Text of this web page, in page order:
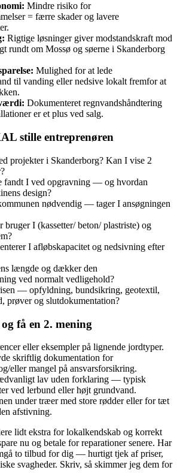
Mindre risiko for
= færre skader og lavere
Rigtige løsninger giver modstandskraft mod
rundt om Mossø og søerne i Skanderborg
Mulighed for at lede
til vanding eller nedsive lokalt fremfor at
Dokumenteret regnvandshåndtering
er et plus ved salg.
stille entreprenøren
projekter i Skanderborg? Kan I vise 2
fandt I ved opgravning — og hvordan
design?
nødvendig — tager I ansøgningen
bruger I (kassetter/ beton/ plastriste) og
I afløbskapacitet og nedsivning efter
længde og dækker den
ved normalt vedligehold?
— opfyldning, bundsikring, geotextil,
prøver og slutdokumentation?
få en 2. mening
eller eksempler på lignende jordtyper.
skriftlig dokumentation for
eller mangel på ansvarsforsikring.
lav uden forklaring — typisk
ved lerbund eller højt grundvand.
under træer med store rødder eller for tæt
afstivning.
lidt ekstra for lokalkendskab og korrekt
nu og betale for reparationer senere. Har
to tilbud for dig — hurtigt tjek af priser,
svagheder. Skriv, så skimmer jeg dem for